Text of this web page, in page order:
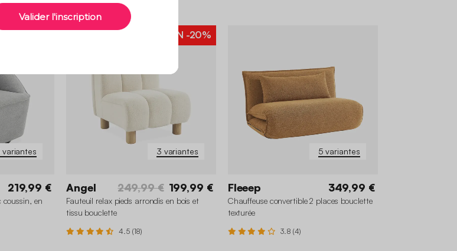
variantes
219,99 €
en
3 variantes
BON PLAN -20%
Angel 249,99 € 199,99 €
Fauteuil relax pieds arrondis en bois et
tissu bouclette
4.5 (18)
5 variantes
Fleeep 349,99 €
Chauffeuse convertible 2 places bouclette
texturée
3.8 (4)